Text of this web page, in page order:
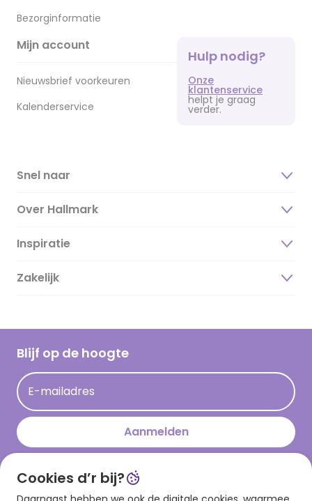
Bezorginformatie
Mijn account
Nieuwsbrief voorkeuren
Kalenderservice
Hulp nodig?
Onze
klantenservice
helpt je graag
verder.
Snel naar
Over Hallmark
Over ons
Duurzaamheid
Hallmark Kaartclub
Acties
Persberichten
Hallmark en Kinderpostzegels
Inspiratie
Magazine
Cadeau inspiratie
Kaartinspiratie
Zakelijk
Blijf op de hoogte
E-mailadres
Aanmelden
Download onze app
Cookies d’r bij?